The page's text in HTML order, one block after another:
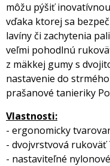
môžu pýšiť
vďaka ktorej sa
lavíny či zachytenia
veľmi pohodlnú
z mäkkej gumy s
nastavenie do
prašanové tanieriky
Vlastnosti:
- ergonomicky
- dvojvrstvová
- nastaviteľné